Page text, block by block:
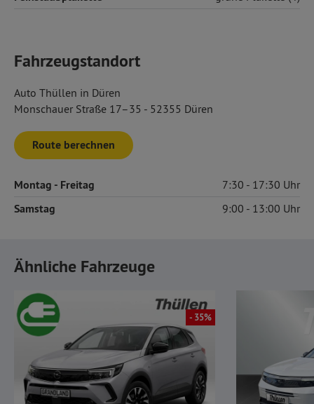
Fahrzeugstandort
Auto Thüllen in Düren
Monschauer Straße 17–35 - 52355 Düren
Route berechnen
Montag - Freitag 7:30 17:30
Samstag 9:00 13:00
Ähnliche Fahrzeuge
- 35%